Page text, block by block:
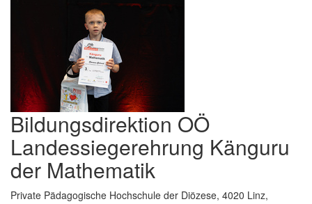
Bildungsdirektion OÖ
Landessiegerehrung Känguru
der Mathematik
Private Pädagogische Hochschule der Diözese, 4020 Linz,